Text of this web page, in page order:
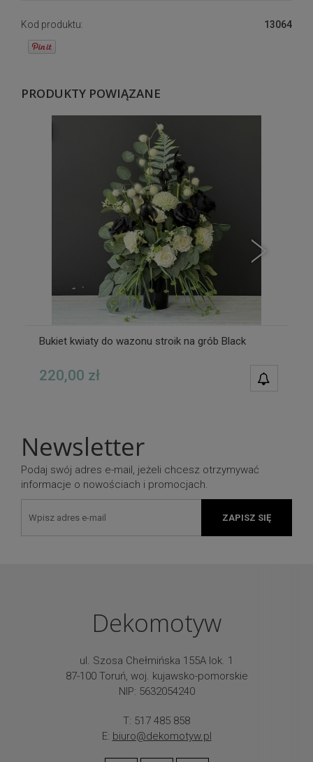
Kod produktu: 13064
PRODUKTY POWIĄZANE
Bukiet kwiaty do wazonu stroik na grób Black
220,00 zł
Newsletter
Podaj swój adres e-mail, jeżeli chcesz otrzymywać
informacje o nowościach i promocjach.
ZAPISZ SIĘ
Dekomotyw
ul. Szosa Chełmińska 155A lok. 1
87-100 Toruń, woj. kujawsko-pomorskie
NIP: 5632054240
T: 517 485 858
E: biuro@dekomotyw.pl